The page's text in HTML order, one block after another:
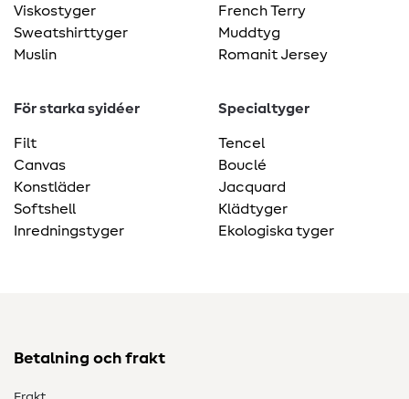
Viskostyger
Sweatshirttyger
Muslin
French Terry
Muddtyg
Romanit Jersey
För starka syidéer
Filt
Canvas
Konstläder
Softshell
Inredningstyger
Specialtyger
Tencel
Bouclé
Jacquard
Klädtyger
Ekologiska tyger
Betalning och frakt